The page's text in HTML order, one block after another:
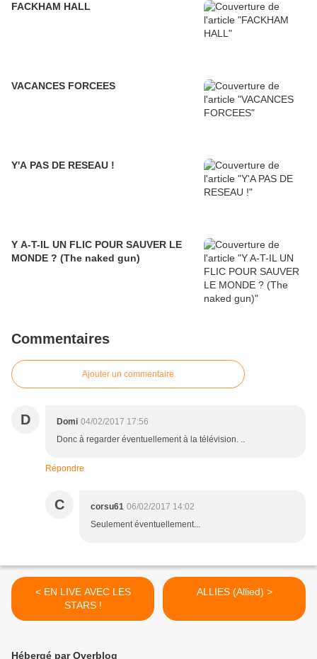
FACKHAM HALL
VACANCES FORCEES
Y'A PAS DE RESEAU !
Y A-T-IL UN FLIC POUR SAUVER LE
MONDE ? (The naked gun)
Commentaires
Ajouter un commentaire
D Domi 04/02/2017 17:56
Donc à regarder éventuellement à la télévision. ..
Répondre
C corsu61 06/02/2017 14:02
Seulement éventuellement...
< EN LIVE AVEC LES
STARS !
ALLIES (Allied) >
Hébergé par Overblog